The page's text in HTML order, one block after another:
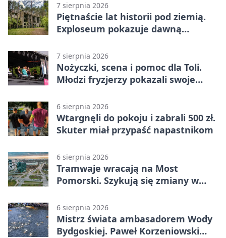
7 sierpnia 2026
Piętnaście lat historii pod ziemią.
Exploseum pokazuje dawną
7 sierpnia 2026
Nożyczki, scena i pomoc dla Toli.
Młodzi fryzjerzy pokazali swoje
6 sierpnia 2026
Wtargnęli do pokoju i zabrali 500 zł.
Skuter miał przypaść napastnikom
6 sierpnia 2026
Tramwaje wracają na Most
Pomorski. Szykują się zmiany w
6 sierpnia 2026
Mistrz świata ambasadorem Wody
Bydgoskiej. Paweł Korzeniowski